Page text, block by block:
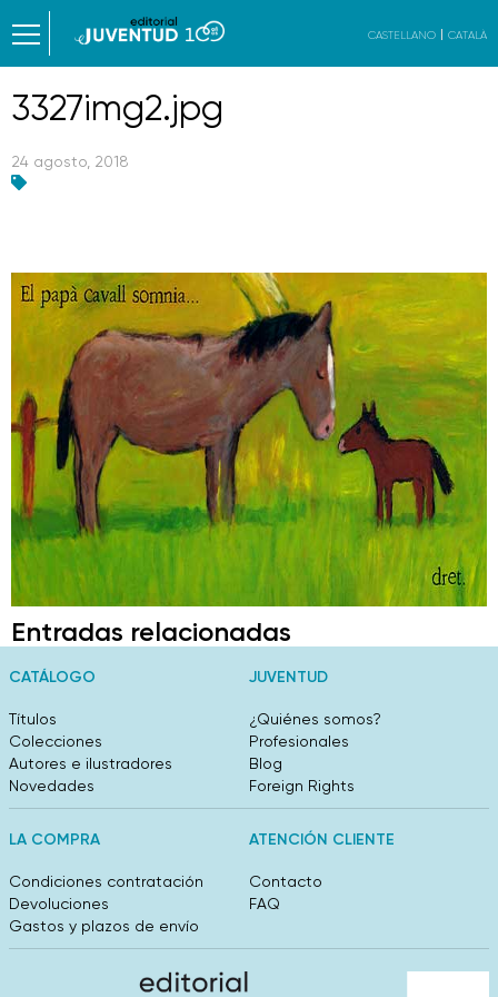
CASTELLANO CATALÀ
3327img2.jpg
24 agosto, 2018
Entradas relacionadas
CATÁLOGO
Títulos
Colecciones
Autores e ilustradores
Novedades
JUVENTUD
¿Quiénes somos?
Profesionales
Blog
Foreign Rights
LA COMPRA
Condiciones contratación
Devoluciones
Gastos y plazos de envío
ATENCIÓN CLIENTE
Contacto
FAQ